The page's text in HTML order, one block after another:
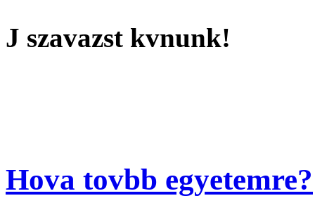
J szavazst kvnunk!
Hova tovbb egyetemre?